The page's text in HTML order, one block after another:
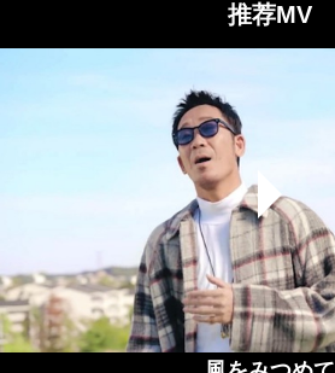
推荐MV